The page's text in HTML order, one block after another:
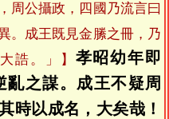
周公攝政，四國乃流言曰
。成王既見金縢之冊，乃
誥。」】 孝昭幼年即
之謀。成王不疑周
時以成名，大矣哉！